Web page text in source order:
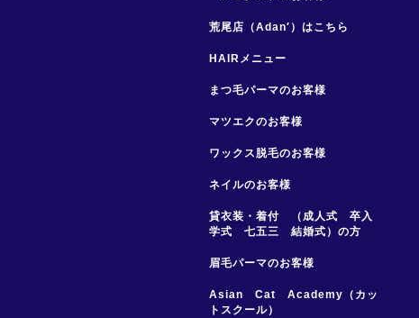
荒尾店（Adan′）はこちら
HAIRメニュー
まつ毛パーマのお客様
マツエクのお客様
ワックス脱毛のお客様
ネイルのお客様
貸衣装・着付 （成人式 卒入
学式 七五三 結婚式）の方
眉毛パーマのお客様
Asian Cat Academy（カッ
トスクール）